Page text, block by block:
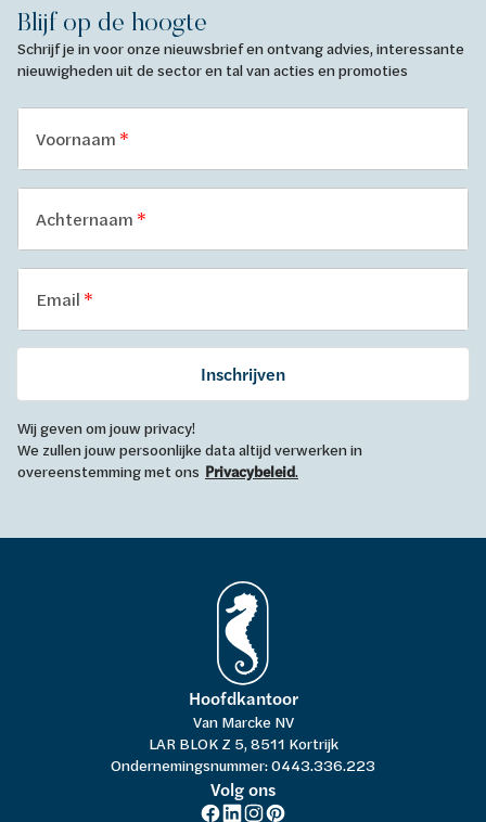
Blijf op de hoogte
Schrijf je in voor onze nieuwsbrief en ontvang advies, interessante
nieuwigheden uit de sector en tal van acties en promoties
Voornaam
Achternaam
Email
Inschrijven
Wij geven om jouw privacy!
We zullen jouw persoonlijke data altijd verwerken in
overeenstemming met ons Privacybeleid.
Hoofdkantoor
Van Marcke NV
LAR BLOK Z 5, 8511 Kortrijk
Ondernemingsnummer: 0443.336.223
Volg ons